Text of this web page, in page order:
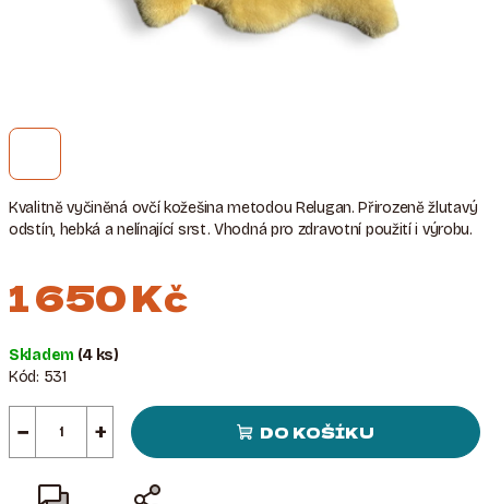
Kvalitně vyčiněná ovčí kožešina metodou Relugan. Přirozeně žlutavý
odstín, hebká a nelínající srst. Vhodná pro zdravotní použití i výrobu.
1 650 Kč
cena:
Skladem (4 ks)
Kód: 531
+
− DO KOŠÍKU